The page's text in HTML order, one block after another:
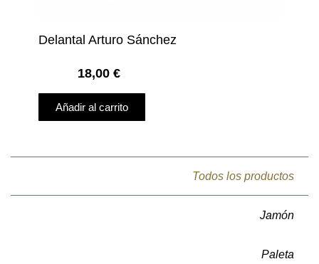
Todos los productos
Jamón
Paleta
Delantal Arturo Sánchez
18,00 €
Añadir al carrito